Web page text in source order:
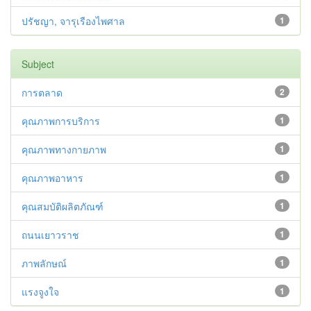
1
ปรัชญา, จารุเรืองไพศาล
Subject
2
การตลาด
1
คุณภาพการบริการ
1
คุณภาพทางกายภาพ
1
คุณภาพอาหาร
1
คุณสมบัติผลิตภัณฑ์
1
ถนนเยาวราช
1
ภาพลักษณ์
1
แรงจูงใจ